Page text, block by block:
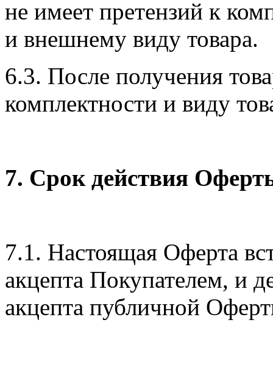
не имеет претензий к
и внешнему виду товара.
6.3. После получения
комплектности и виду
7. Срок действия
7.1. Настоящая Оферта
акцепта Покупателем, и
акцепта публичной